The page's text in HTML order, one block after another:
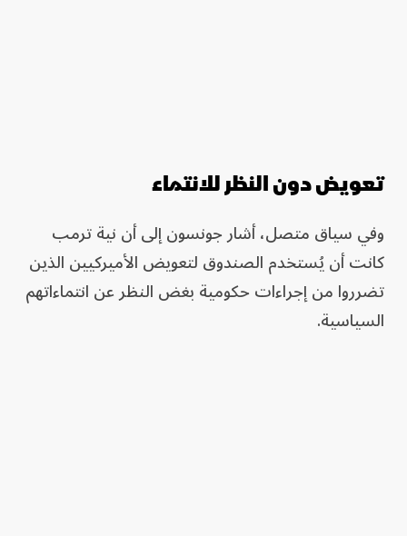
تعويض دون النظر للانتماء
وفي سياق متصل، أشار جونسون إلى أن نية ترمب
كانت أن يُستخدم الصندوق لتعويض الأميركيين الذين
تضرروا من إجراءات حكومية بغض النظر عن انتماءاتهم
السياسية.